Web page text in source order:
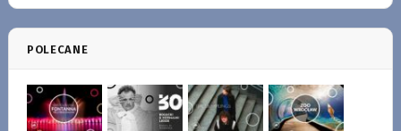
POLECANE